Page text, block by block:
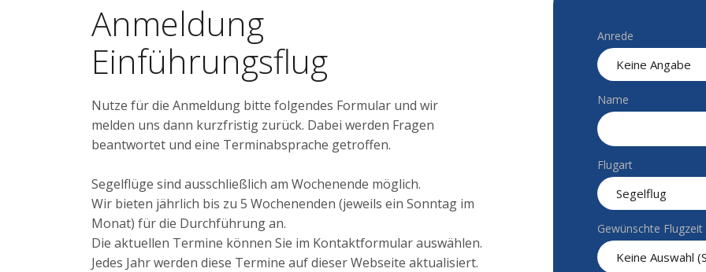
Anmeldung
Einführungsflug
Nutze für die Anmeldung bitte folgendes Formular und wir
melden uns dann kurzfristig zurück. Dabei werden Fragen
beantwortet und eine Terminabsprache getroffen.
Segelflüge sind ausschließlich am Wochenende möglich.
Wir bieten jährlich bis zu 5 Wochenenden (jeweils ein Sonntag im
Monat) für die Durchführung an.
Die aktuellen Termine können Sie im Kontaktformular auswählen.
Jedes Jahr werden diese Termine auf dieser Webseite aktualisiert.
Anrede
Name
Flugart
Gewünschte